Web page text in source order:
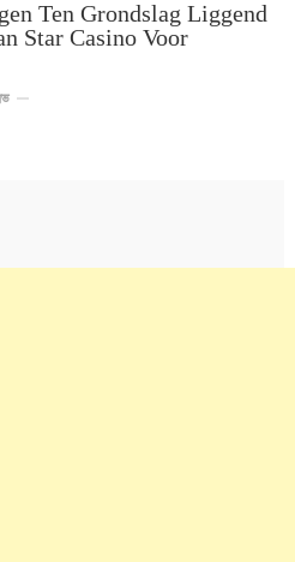
Ten Grondslag Liggend
Star Casino Voor